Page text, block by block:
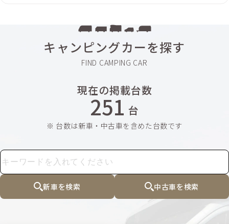
キャンピングカーを探す
現在の掲載台数
251 台
※ 台数は新車・中古車を含めた台数です
新車を検索 中古車を検索